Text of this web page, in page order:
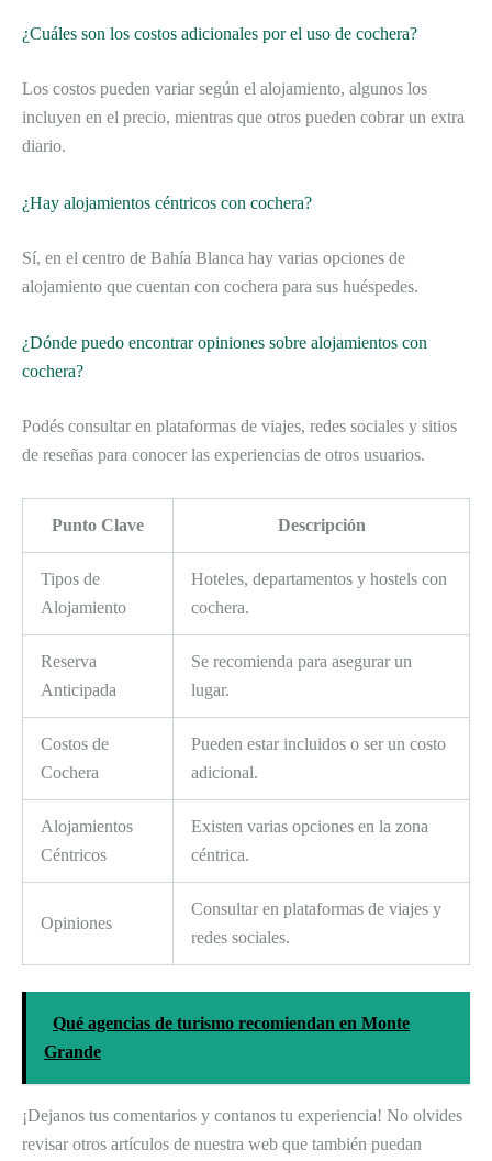
¿Cuáles son los costos adicionales por el uso de cochera?
Los costos pueden variar según el alojamiento, algunos los
incluyen en el precio, mientras que otros pueden cobrar un extra
diario.
¿Hay alojamientos céntricos con cochera?
Sí, en el centro de Bahía Blanca hay varias opciones de
alojamiento que cuentan con cochera para sus huéspedes.
¿Dónde puedo encontrar opiniones sobre alojamientos con
cochera?
Podés consultar en plataformas de viajes, redes sociales y sitios
de reseñas para conocer las experiencias de otros usuarios.
Punto Clave Descripción
Tipos de
Alojamiento
Hoteles, departamentos y hostels con
cochera.
Reserva
Anticipada
Se recomienda para asegurar un
lugar.
Costos de
Cochera
Pueden estar incluidos o ser un costo
adicional.
Alojamientos
Céntricos
Existen varias opciones en la zona
céntrica.
Opiniones
Consultar en plataformas de viajes y
redes sociales.
Qué agencias de turismo recomiendan en Monte
Grande
¡Dejanos tus comentarios y contanos tu experiencia! No olvides
revisar otros artículos de nuestra web que también puedan